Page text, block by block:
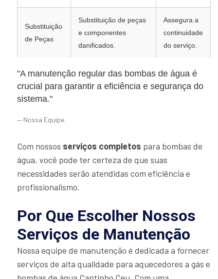
Substituição
de Peças
Substituição de peças
e componentes
danificados.
Assegura a
continuidade
do serviço.
"A manutenção regular das bombas de água é
crucial para garantir a eficiência e segurança do
sistema."
Nossa Equipe
Com nossos serviços completos para bombas de
água, você pode ter certeza de que suas
necessidades serão atendidas com eficiência e
profissionalismo.
Por Que Escolher Nossos
Serviços de Manutenção
Nossa equipe de manutenção é dedicada a fornecer
serviços de alta qualidade para aquecedores a gás e